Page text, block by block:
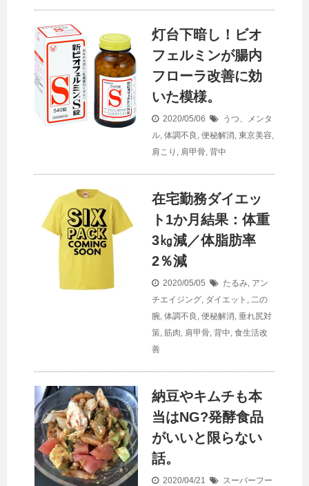
灯台下暗し！ビオ
フェルミンが腸内
フローラ改善に効
いた模様。
2020/05/06
うつ、メンタ
ル, 体調不良 , 便秘解消, 東京美容,
肩こり , 肩甲骨, 背中
在宅勤務ダイエッ
ト1か月結果：体重
3㎏減／体脂肪率
2％減
2020/05/05 たるみ, アン
チエイジング, ダイエット , 二の
腕, 体調不良 , 便秘解消, 垂れ尻対
策, 筋肉, 肩甲骨, 背中, 食生活改
善
納豆やキムチも本
当はNG?発酵食品
がいいと限らない
話。
2020/04/21
スーパーフー